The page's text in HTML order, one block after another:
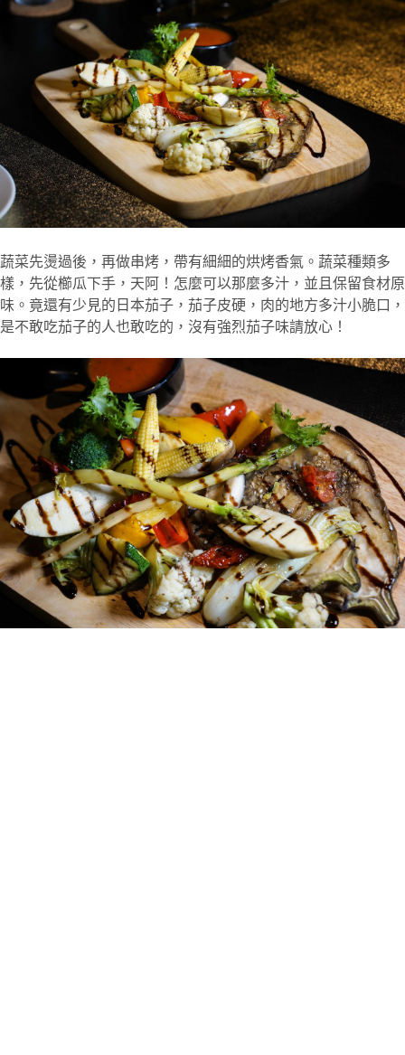
蔬菜先燙過後，再做串烤，帶有細細的烘烤香氣。蔬菜種類多
樣，先從櫛瓜下手，天阿！怎麼可以那麼多汁，並且保留食材原
味。竟還有少見的日本茄子，茄子皮硬，肉的地方多汁小脆口，
是不敢吃茄子的人也敢吃的，沒有強烈茄子味請放心！